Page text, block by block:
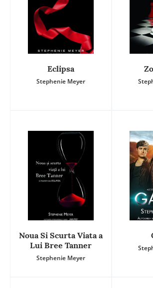
Eclipsa
Stephenie Meyer
Noua Si Scurta Viata a
Lui Bree Tanner
Stephenie Meyer